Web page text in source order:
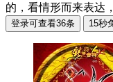
的，看情形而来表达